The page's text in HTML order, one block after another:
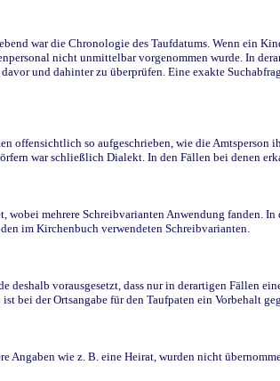
war die Chronologie des Taufdatums. Wenn ein
nicht unmittelbar vorgenommen wurde. In
und dahinter zu überprüfen. Eine exakte
so aufgeschrieben, wie die Amtsperson
war schließlich Dialekt. In den Fällen bei denen
mehrere Schreibvarianten Anwendung fanden.
im Kirchenbuch verwendeten Schreibvarianten.
vorausgesetzt, dass nur in derartigen Fällen
der Ortsangabe für den Taufpaten ein Vorbehalt
Angaben wie z. B. eine Heirat, wurden nicht